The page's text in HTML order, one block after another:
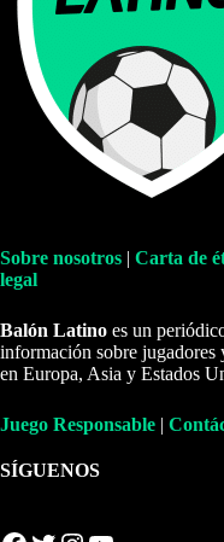
Sobre nosotros | Carta de
legal
Balón Latino es un
información sobre jugadores
en Europa, Asia y Estados
Juego Responsable |
SÍGUENOS